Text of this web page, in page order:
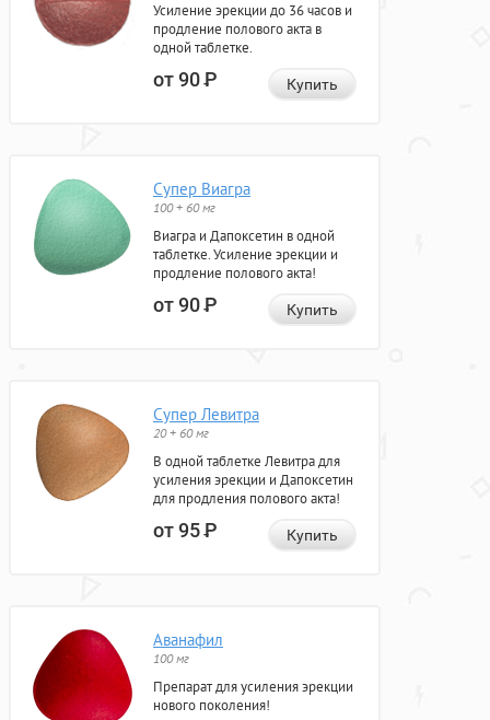
Усиление эрекции до 36 часов и
продление полового акта в
одной таблетке.
от 90Р Купить
Супер Виагра
100 + 60 мг
Виагра и Дапоксетин в одной
таблетке. Усиление эрекции и
продление полового акта!
от 90Р Купить
Супер Левитра
20 + 60 мг
В одной таблетке Левитра для
усиления эрекции и Дапоксетин
для продления полового акта!
от 95Р Купить
Аванафил
100 мг
Препарат для усиления эрекции
нового поколения!